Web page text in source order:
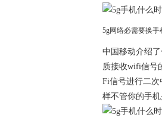
5g网络必需要换手
中国移动介绍
质接收wifi信号
Fi信号进行二次
样不管你的手机